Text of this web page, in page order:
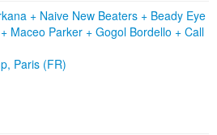
+ Naive New Beaters + Beady Eye
+ Maceo Parker + Gogol Bordello + Call
Paris (FR)